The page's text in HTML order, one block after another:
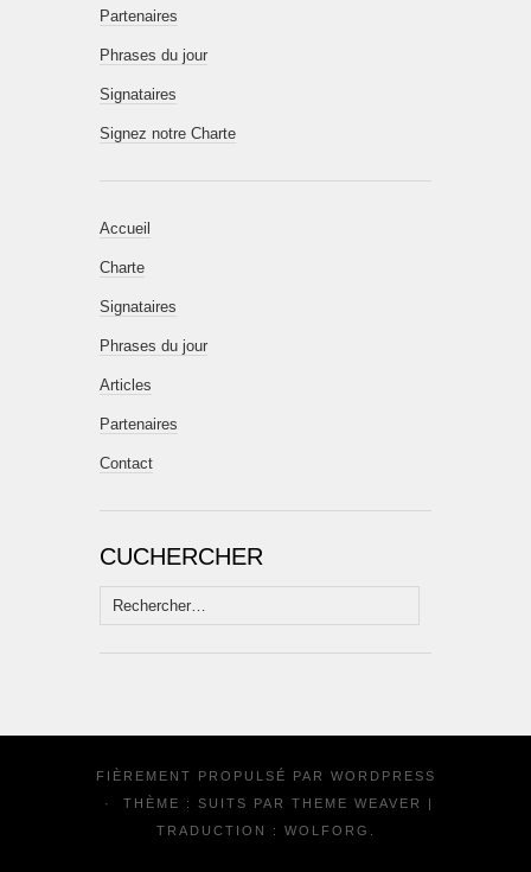
Partenaires
Phrases du jour
Signataires
Signez notre Charte
Accueil
Charte
Signataires
Phrases du jour
Articles
Partenaires
Contact
CUCHERCHER
Rechercher :
FIÈREMENT PROPULSÉ PAR WORDPRESS
·
THÈME : SUITS PAR THEME WEAVER
|
TRADUCTION : WOLFORG